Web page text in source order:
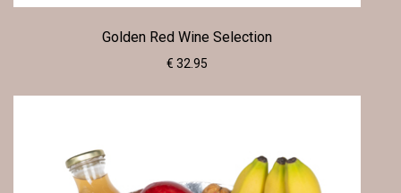
Golden Red Wine Selection
€ 32.95